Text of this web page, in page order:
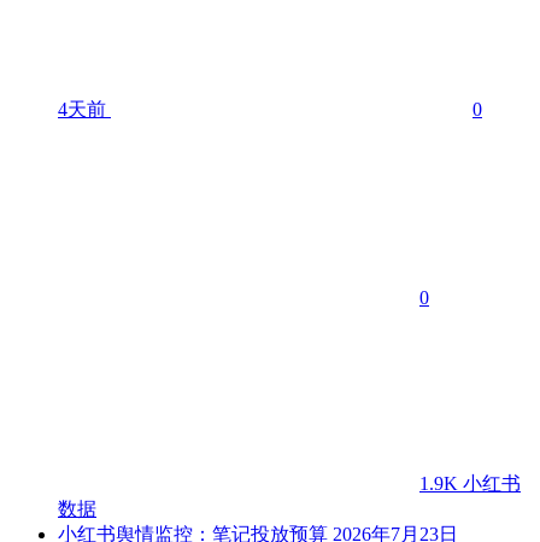
4天前 0
0
1.9K 小红书
数据
小红书舆情监控：笔记投放预算 2026年7月23日